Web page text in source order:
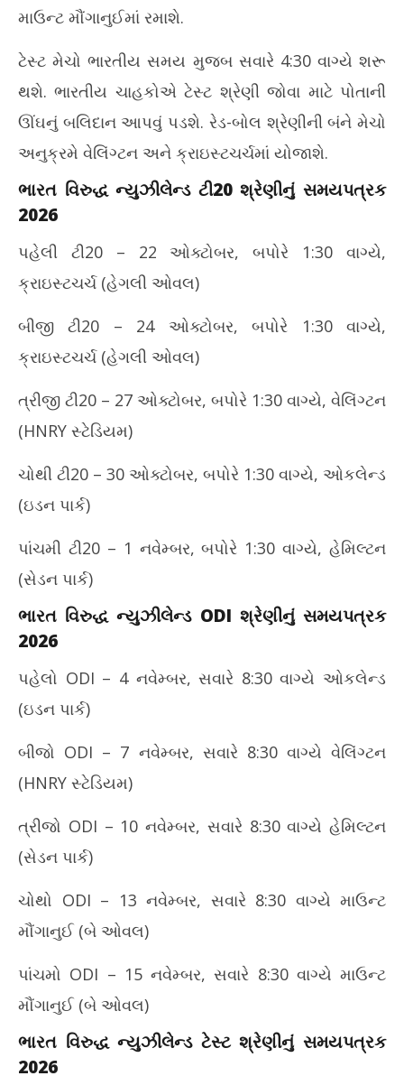
માઉન્ટ મૌંગાનુઈમાં રમાશે.
ટેસ્ટ મેચો ભારતીય સમય મુજબ સવારે 4:30 વાગ્યે શરૂ
થશે. ભારતીય ચાહકોએ ટેસ્ટ શ્રેણી જોવા માટે પોતાની
ઊંઘનું બલિદાન આપવું પડશે. રેડ-બોલ શ્રેણીની બંને મેચો
અનુક્રમે વેલિંગ્ટન અને ક્રાઇસ્ટચર્ચમાં યોજાશે.
ભારત વિરુદ્ધ ન્યુઝીલેન્ડ ટી20 શ્રેણીનું સમયપત્રક
2026
પહેલી ટી20 – 22 ઓક્ટોબર, બપોરે 1:30 વાગ્યે,
ક્રાઇસ્ટચર્ચ (હેગલી ઓવલ)
બીજી ટી20 – 24 ઓક્ટોબર, બપોરે 1:30 વાગ્યે,
ક્રાઇસ્ટચર્ચ (હેગલી ઓવલ)
ત્રીજી ટી20 – 27 ઓક્ટોબર, બપોરે 1:30 વાગ્યે, વેલિંગ્ટન
(HNRY સ્ટેડિયમ)
ચોથી ટી20 – 30 ઓક્ટોબર, બપોરે 1:30 વાગ્યે, ઓકલેન્ડ
(ઇડન પાર્ક)
પાંચમી ટી20 – 1 નવેમ્બર, બપોરે 1:30 વાગ્યે, હેમિલ્ટન
(સેડન પાર્ક)
ભારત વિરુદ્ધ ન્યુઝીલેન્ડ ODI શ્રેણીનું સમયપત્રક
2026
પહેલો ODI – 4 નવેમ્બર, સવારે 8:30 વાગ્યે ઓકલેન્ડ
(ઇડન પાર્ક)
બીજો ODI – 7 નવેમ્બર, સવારે 8:30 વાગ્યે વેલિંગ્ટન
(HNRY સ્ટેડિયમ)
ત્રીજો ODI – 10 નવેમ્બર, સવારે 8:30 વાગ્યે હેમિલ્ટન
(સેડન પાર્ક)
ચોથો ODI – 13 નવેમ્બર, સવારે 8:30 વાગ્યે માઉન્ટ
મૌંગાનુઈ (બે ઓવલ)
પાંચમો ODI – 15 નવેમ્બર, સવારે 8:30 વાગ્યે માઉન્ટ
મૌંગાનુઈ (બે ઓવલ)
ભારત વિરુદ્ધ ન્યુઝીલેન્ડ ટેસ્ટ શ્રેણીનું સમયપત્રક
2026